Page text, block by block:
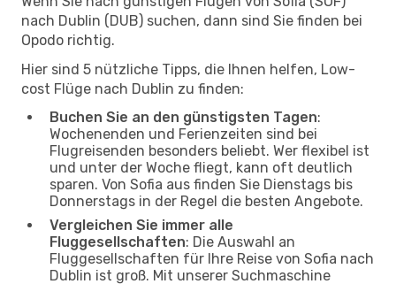
nach Dublin (DUB) suchen, dann sind Sie finden bei
Opodo richtig.
Hier sind 5 nützliche Tipps, die Ihnen helfen, Low-
cost Flüge nach Dublin zu finden:
Buchen Sie an den günstigsten Tagen:
Wochenenden und Ferienzeiten sind bei
Flugreisenden besonders beliebt. Wer flexibel ist
und unter der Woche fliegt, kann oft deutlich
sparen. Von Sofia aus finden Sie Dienstags bis
Donnerstags in der Regel die besten Angebote.
Vergleichen Sie immer alle
Fluggesellschaften: Die Auswahl an
Fluggesellschaften für Ihre Reise von Sofia nach
Dublin ist groß. Mit unserer Suchmaschine